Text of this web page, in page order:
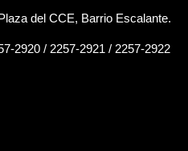
del CCE, Barrio Escalante.
2920 / 2257-2921 / 2257-2922